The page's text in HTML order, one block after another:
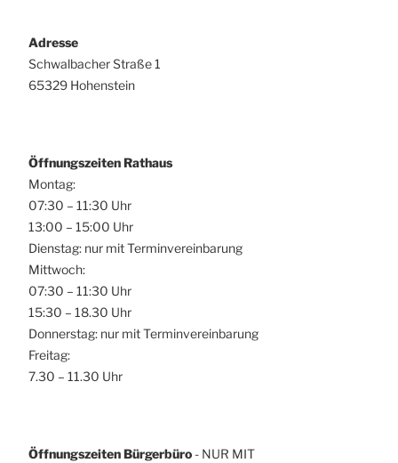
Adresse
Schwalbacher Straße 1
65329 Hohenstein
Öffnungszeiten Rathaus
Montag:
07:30 – 11:30 Uhr
13:00 – 15:00 Uhr
Dienstag: nur mit Terminvereinbarung
Mittwoch:
07:30 – 11:30 Uhr
15:30 – 18.30 Uhr
Donnerstag: nur mit Terminvereinbarung
Freitag:
7.30 – 11.30 Uhr
Öffnungszeiten Bürgerbüro - NUR MIT